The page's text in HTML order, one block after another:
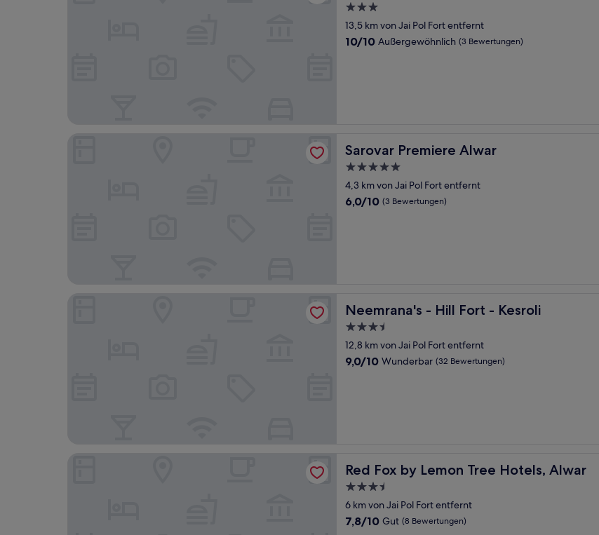
3.0-
Sterne-
Unterkunft
13,5 km von Jai Pol Fort entfernt
10.0
10/10 Außergewöhnlich (3 Bewertungen)
Sarovar Premiere Alwar
Sarovar Premiere Alwar
5.0-
Sterne-
Unterkunft
4,3 km von Jai Pol Fort entfernt
6.0
6,0/10 (3 Bewertungen)
Neemrana's - Hill Fort - Kesroli
Neemrana's - Hill Fort - Kesroli
3.5-
Sterne-
Unterkunft
12,8 km von Jai Pol Fort entfernt
9.0
9,0/10 Wunderbar (32 Bewertungen)
Red Fox by Lemon Tree Hotels, Alwar
Red Fox by Lemon Tree Hotels, Alwar
3.5-
Sterne-
Unterkunft
6 km von Jai Pol Fort entfernt
7.8
7,8/10 Gut (8 Bewertungen)